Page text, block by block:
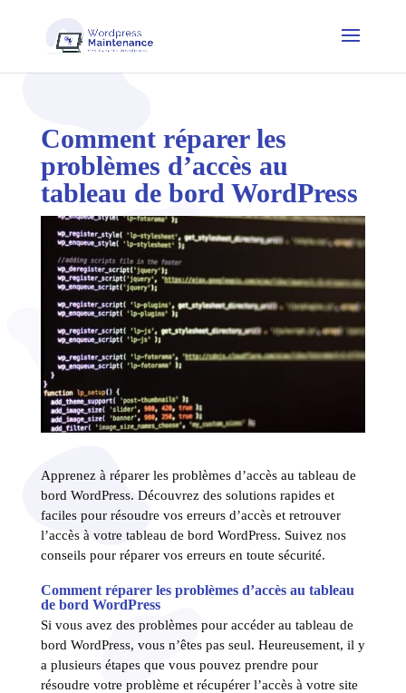
Comment réparer les
problèmes d’accès au
tableau de bord WordPress
Apprenez à réparer les problèmes d’accès au tableau de
bord WordPress. Découvrez des solutions rapides et
faciles pour résoudre vos erreurs d’accès et retrouver
l’accès à votre tableau de bord WordPress. Suivez nos
conseils pour réparer vos erreurs en toute sécurité.
Comment réparer les problèmes d’accès au tableau
de bord WordPress
Si vous avez des problèmes pour accéder au tableau de
bord WordPress, vous n’êtes pas seul. Heureusement, il y
a plusieurs étapes que vous pouvez prendre pour
résoudre votre problème et récupérer l’accès à votre site